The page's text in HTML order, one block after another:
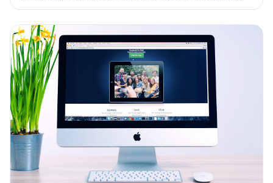
voor succes in Generative Engine Optimization.